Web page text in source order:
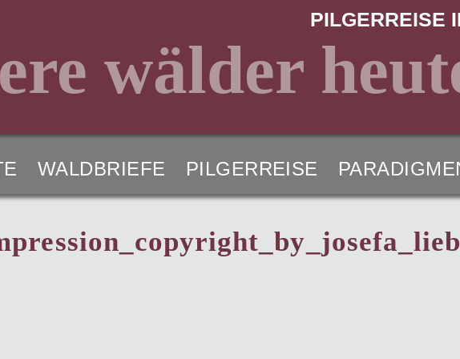
PILGERREISE
wälder
WALDBRIEFE PILGERREISE